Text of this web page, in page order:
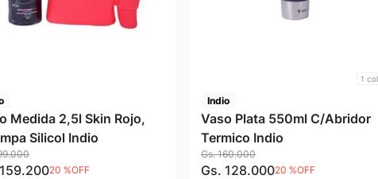
Medida 2,5l Skin Rojo,
Guampa Silicol Indio
.000
159.20020 %OFF
1
Indio
Vaso Plata 550ml C/Abridor
Termico Indio
Gs. 160.000
Gs. 128.00020 %OFF